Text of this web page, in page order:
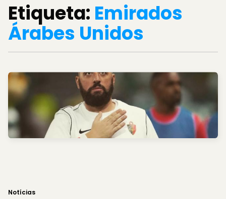
Etiqueta: Emirados
Árabes Unidos
Notícias